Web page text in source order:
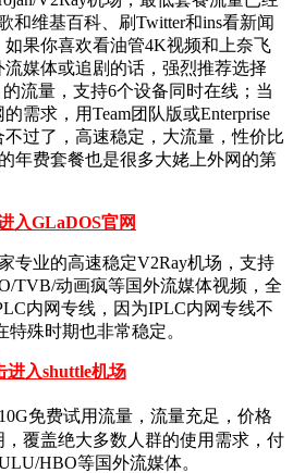
和维基百科、刷Twitter和ins看新闻
果你喜欢看油管4K视频和上奈飞
媒体或追剧的话，强烈推荐选择
流量，支持6个设备同时在线；当
需求，用Team团队版或Enterprise
过了，高速稳定，大流量，性价比
年费套餐也是很多大姥上外网的第
入GLaDOS官网
家专业的高速稳定V2Ray机场，支持
TVB/动画疯等国外流媒体视频，全
内网专线，因为IPLC内网专线不
殊时期也非常稳定。
进入shuttle机场
免费试用流量，流量充足，价格
覆盖绝大多数人群的使用需求，付
HBO等国外流媒体。